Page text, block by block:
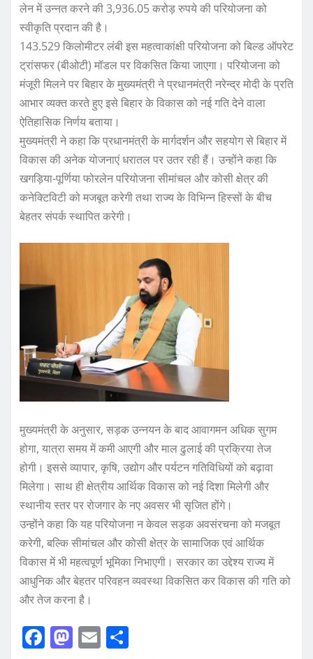
लेन में उन्नत करने की 3,936.05 करोड़ रुपये की परियोजना को
स्वीकृति प्रदान की है।
143.529 किलोमीटर लंबी इस महत्वाकांक्षी परियोजना को बिल्ड ऑपरेट
ट्रांसफर (बीओटी) मॉडल पर विकसित किया जाएगा। परियोजना को
मंजूरी मिलने पर बिहार के मुख्यमंत्री ने प्रधानमंत्री नरेन्द्र मोदी के प्रति
आभार व्यक्त करते हुए इसे बिहार के विकास को नई गति देने वाला
ऐतिहासिक निर्णय बताया।
मुख्यमंत्री ने कहा कि प्रधानमंत्री के मार्गदर्शन और सहयोग से बिहार में
विकास की अनेक योजनाएं धरातल पर उतर रही हैं। उन्होंने कहा कि
खगड़िया-पूर्णिया फोरलेन परियोजना सीमांचल और कोसी क्षेत्र की
कनेक्टिविटी को मजबूत करेगी तथा राज्य के विभिन्न हिस्सों के बीच
बेहतर संपर्क स्थापित करेगी।
मुख्यमंत्री के अनुसार, सड़क उन्नयन के बाद आवागमन अधिक सुगम
होगा, यात्रा समय में कमी आएगी और माल ढुलाई की प्रक्रिया तेज
होगी। इससे व्यापार, कृषि, उद्योग और पर्यटन गतिविधियों को बढ़ावा
मिलेगा। साथ ही क्षेत्रीय आर्थिक विकास को नई दिशा मिलेगी और
स्थानीय स्तर पर रोजगार के नए अवसर भी सृजित होंगे।
उन्होंने कहा कि यह परियोजना न केवल सड़क अवसंरचना को मजबूत
करेगी, बल्कि सीमांचल और कोसी क्षेत्र के सामाजिक एवं आर्थिक
विकास में भी महत्वपूर्ण भूमिका निभाएगी। सरकार का उद्देश्य राज्य में
आधुनिक और बेहतर परिवहन व्यवस्था विकसित कर विकास की गति को
और तेज करना है।
F M E